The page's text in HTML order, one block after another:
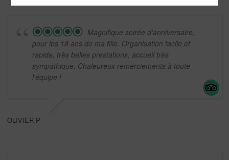
Magnifique soirée d'anniversaire,
pour les 18 ans de ma fille. Organisation facile et
rapide, très belles prestations, accueil très
sympathique. Chaleureux remerciements à toute
l'équipe !
OLIVIER P